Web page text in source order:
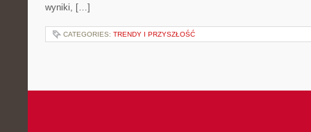
wyniki, […]
CATEGORIES: TRENDY I PRZYSZŁOŚĆ